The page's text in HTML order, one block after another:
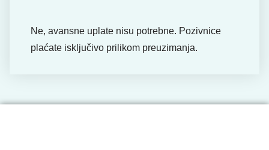
Ne, avansne uplate nisu potrebne. Pozivnice
plaćate isključivo prilikom preuzimanja.